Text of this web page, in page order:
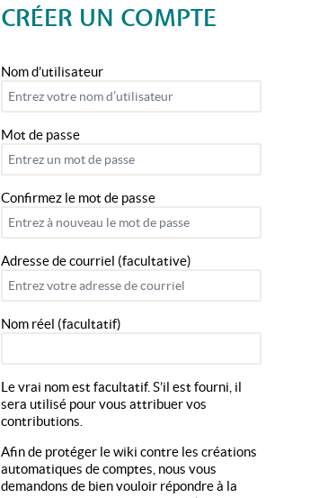
CRÉER UN COMPTE
Nom d’utilisateur
Mot de passe
Confirmez le mot de passe
Adresse de courriel (facultative)
Nom réel (facultatif)
Le vrai nom est facultatif. S’il est fourni, il
sera utilisé pour vous attribuer vos
contributions.
Afin de protéger le wiki contre les créations
automatiques de comptes, nous vous
demandons de bien vouloir répondre à la